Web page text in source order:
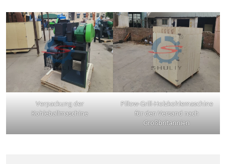
Verpackung der
Kohleballmaschine
Pillow-Grill-Holzkohlemaschine
für den Versand nach
Großbritannien